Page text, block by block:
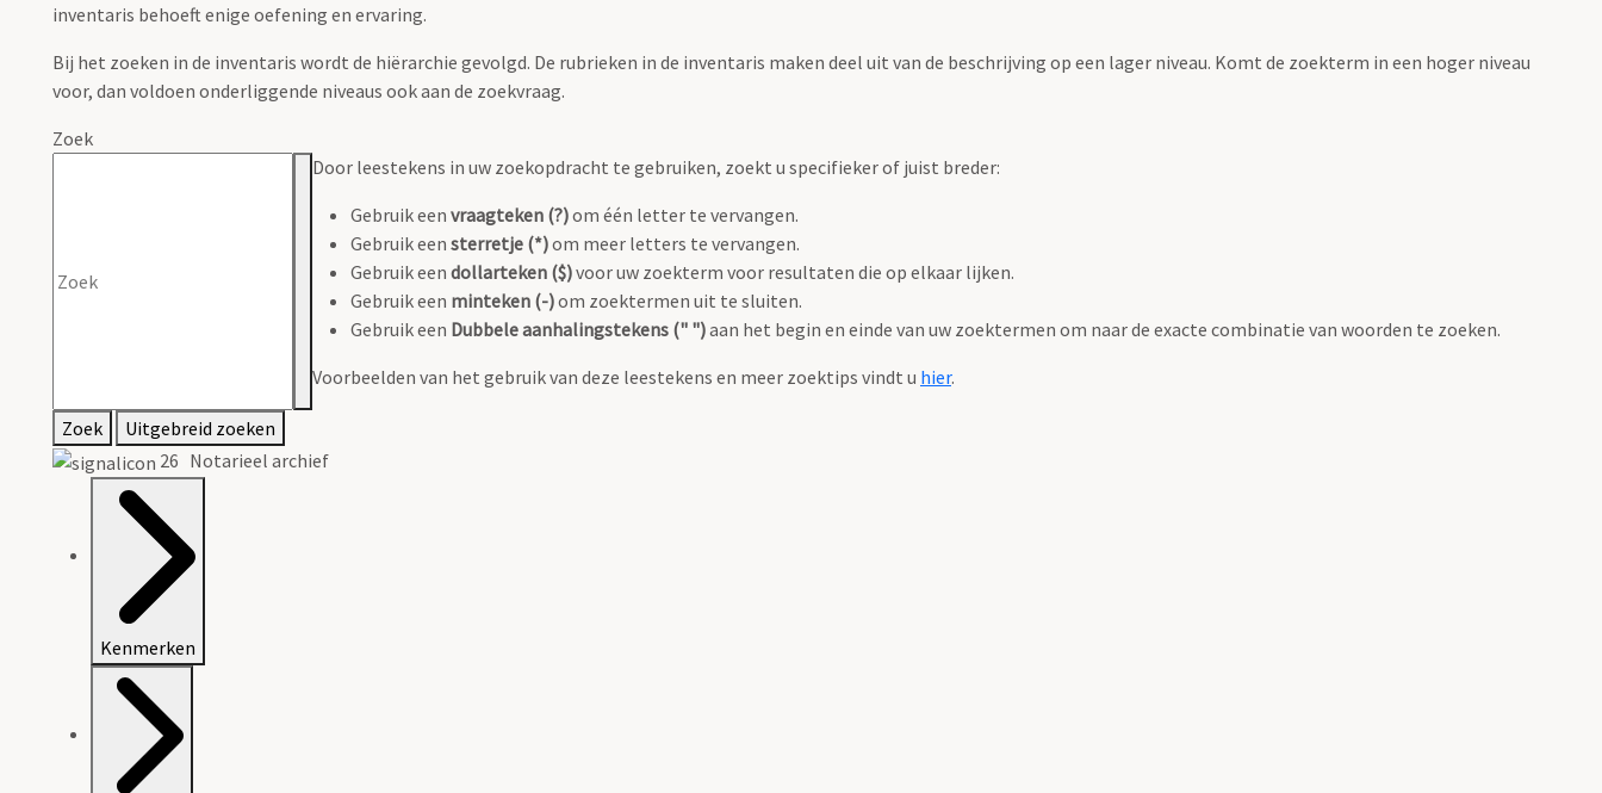
inventaris behoeft enige oefening en ervaring.
Bij het zoeken in de inventaris wordt de hiërarchie gevolgd. De rubrieken in de inventaris maken deel uit van de beschrijving op een lager niveau. Komt de zoekterm in een hoger niveau
voor, dan voldoen onderliggende niveaus ook aan de zoekvraag.
Zoek
Door leestekens in uw zoekopdracht te gebruiken, zoekt u specifieker of juist breder:
Gebruik een vraagteken (?)om één letter te vervangen.
Gebruik een sterretje (*)om meer letters te vervangen.
Gebruik een dollarteken ($)voor uw zoekterm voor resultaten die op elkaar lijken.
Gebruik een minteken (-)om zoektermen uit te sluiten.
Gebruik een Dubbele aanhalingstekens (" ")aan het begin en einde van uw zoektermen om naar de exacte combinatie van woorden te zoeken.
Voorbeelden van het gebruik van deze leestekens en meer zoektips vindt u hier.
Zoek
Uitgebreid zoeken
26 Notarieel archief
Kenmerken